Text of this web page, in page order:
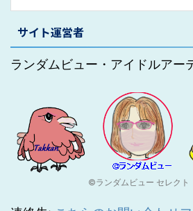
サイト運営者
ランダムビュー・アイドルアー
©ランダムビュー セレクト